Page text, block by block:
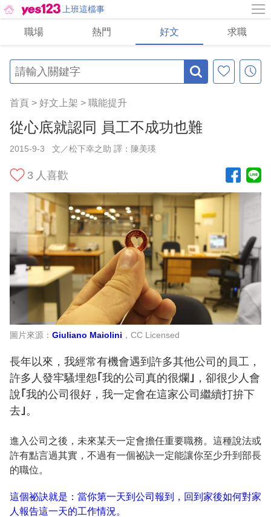
上班這檔事
職場 熱門 好文 求職
首頁 > 好文上架 > 職能提升
從心底就認同 員工不成功也難
2015-9-3 文／松下幸之助 譯：陳美瑛
3 人喜歡
圖片來源： Giuliano Maiolini ，CC Licensed
長年以來，我經常有機會遇到許多其他公司的員工，
許多人發牢騷埋怨｢我的公司真的很爛｣，卻很少人會
說｢我的公司很好，我一定會在這家公司繼續打拚下
去｣。
進入公司之後，未來某天一定會擔任重要職務。這種說法或
許有點言過其實，不過有一個祕訣一定能讓你至少升到部長
的職位。
這個祕訣就是：當你第一天到公司報到，回到家後如何對家
人報告這一天的工作情況。